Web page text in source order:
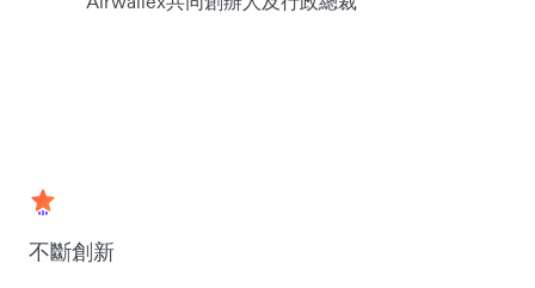
不斷創新